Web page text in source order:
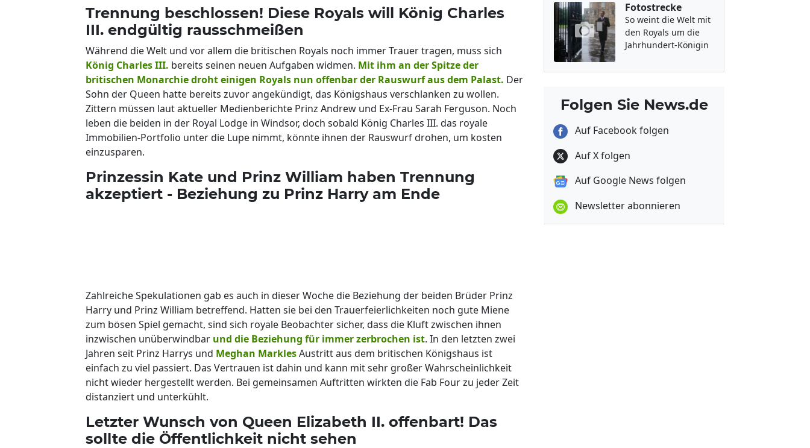
Trennung beschlossen! Diese Royals will König Charles
III. endgültig rausschmeißen
Während die Welt und vor allem die britischen Royals noch immer Trauer tragen, muss sich
König Charles III. bereits seinen neuen Aufgaben widmen. Mit ihm an der Spitze der
britischen Monarchie droht einigen Royals nun offenbar der Rauswurf aus dem Palast. Der
Sohn der Queen hatte bereits zuvor angekündigt, das Königshaus verschlanken zu wollen.
Zittern müssen laut aktueller Medienberichte Prinz Andrew und Ex-Frau Sarah Ferguson. Noch
leben die beiden in der Royal Lodge in Windsor, doch sobald König Charles III. das royale
Immobilien-Portfolio unter die Lupe nimmt, könnte ihnen der Rauswurf drohen, um kosten
einzusparen.
Prinzessin Kate und Prinz William haben Trennung
akzeptiert - Beziehung zu Prinz Harry am Ende
Zahlreiche Spekulationen gab es auch in dieser Woche die Beziehung der beiden Brüder Prinz
Harry und Prinz William betreffend. Hatten sie bei den Trauerfeierlichkeiten noch gute Miene
zum bösen Spiel gemacht, sind sich royale Beobachter sicher, dass die Kluft zwischen ihnen
inzwischen unüberwindbar und die Beziehung für immer zerbrochen ist. In den letzten zwei
Jahren seit Prinz Harrys und Meghan MarklesAustritt aus dem britischen Königshaus ist
einfach zu viel passiert. Das Vertrauen ist dahin und kann mit sehr großer Wahrscheinlichkeit
nicht wieder hergestellt werden. Bei gemeinsamen Auftritten wirkten die Fab Four zu jeder Zeit
distanziert und unterkühlt.
Letzter Wunsch von Queen Elizabeth II. offenbart! Das
sollte die Öffentlichkeit nicht sehen
Fotostrecke
So weint die Welt mit
den Royals um die
Jahrhundert-Königin
Folgen Sie News.de
Auf Facebook folgen
Auf X folgen
Auf Google News folgen
Newsletter abonnieren